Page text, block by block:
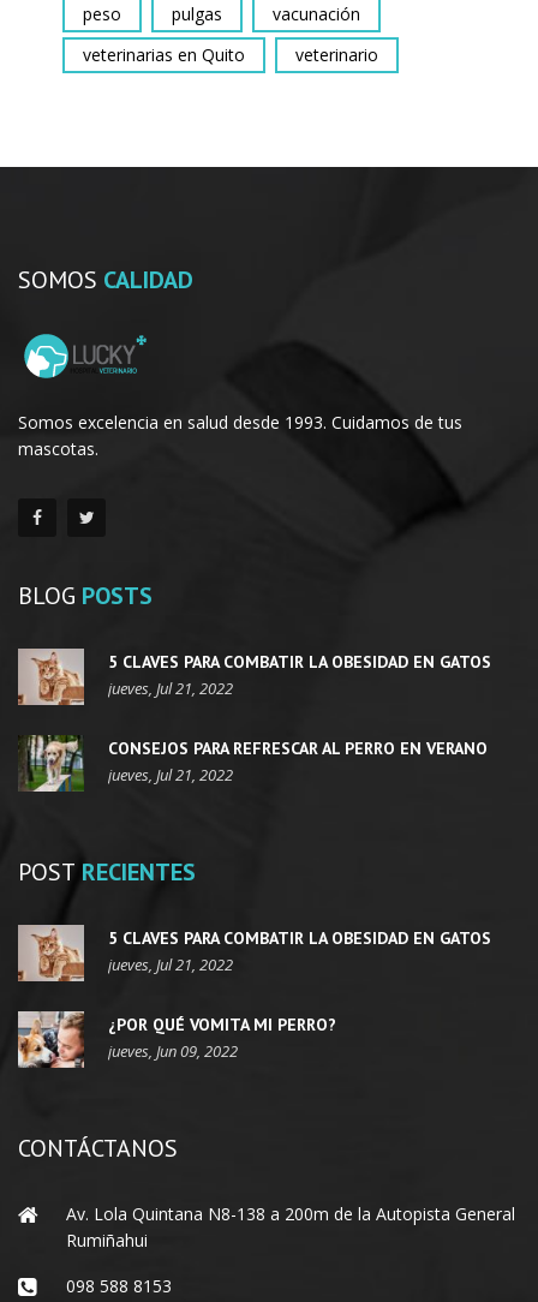
peso
pulgas
vacunación
veterinarias en Quito
veterinario
SOMOS CALIDAD
Somos excelencia en salud desde 1993. Cuidamos de tus
mascotas.
BLOG POSTS
5 CLAVES PARA COMBATIR LA OBESIDAD EN GATOS
jueves, Jul 21, 2022
CONSEJOS PARA REFRESCAR AL PERRO EN VERANO
jueves, Jul 21, 2022
POST RECIENTES
5 CLAVES PARA COMBATIR LA OBESIDAD EN GATOS
jueves, Jul 21, 2022
¿POR QUÉ VOMITA MI PERRO?
jueves, Jun 09, 2022
CONTÁCTANOS
Av. Lola Quintana N8-138 a 200m de la Autopista General
Rumiñahui
098 588 8153